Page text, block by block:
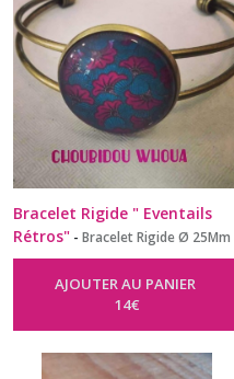
Bracelet Rigide " Eventails
Rétros" - Bracelet Rigide Ø 25Mm
AJOUTER AU PANIER
14€